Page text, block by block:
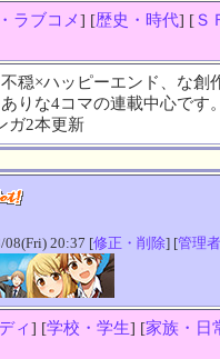
ラブコメ] [歴史・時代] [Ｓ
穏×ハッピーエンド、な
りな4コマの連載中心です。
ガ2本更新
20:37 [修正・削除] [管理
ィ] [学校・学生] [家族・日